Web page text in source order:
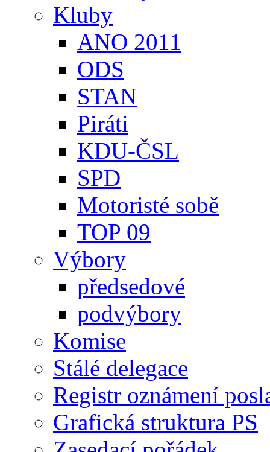
Kluby
ANO 2011
ODS
STAN
Piráti
KDU-ČSL
SPD
Motoristé sobě
TOP 09
Výbory
předsedové
podvýbory
Komise
Stálé delegace
Registr oznámení
Grafická struktura PS